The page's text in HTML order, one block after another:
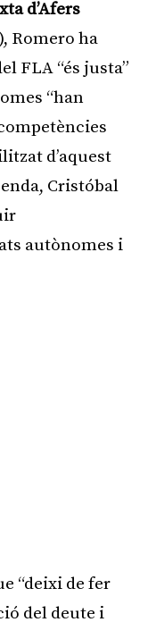
d’Afers
Romero ha
FLA “és justa”
“han
d’aquest
Cristóbal
autònomes i
“deixi de fer
del deute i